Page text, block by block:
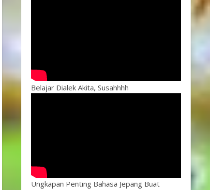
Belajar Dialek Akita, Susahhhh
Ungkapan Penting Bahasa Jepang Buat